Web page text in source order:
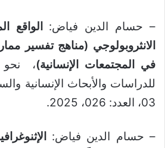
– حسام الدين فياض: الواقع
الانثروبولوجي (مناهج تفسير
في المجتمعات الإنسانية)، نحو
للدراسات والأبحاث الإنسانية
03، العدد: 026، 2025.
– حسام الدين فياض: